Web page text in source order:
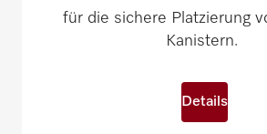
für die sichere Platzierung
Kanistern.
Details